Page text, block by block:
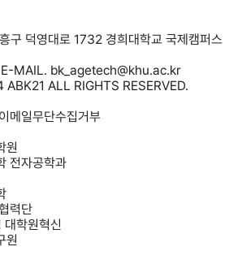
구 덕영대로 1732 경희대학교 국제캠퍼스
MAIL. bk_agetech@khu.ac.kr
ALL RIGHTS RESERVED.
이메일무단수집거부
원
전자공학과
력단
학원혁신
원